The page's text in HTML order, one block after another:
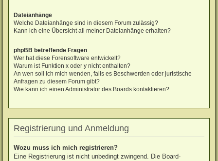
Dateianhänge
Welche Dateianhänge sind in diesem Forum zulässig?
Kann ich eine Übersicht all meiner Dateianhänge erhalten?
phpBB betreffende Fragen
Wer hat diese Forensoftware entwickelt?
Warum ist Funktion x oder y nicht enthalten?
An wen soll ich mich wenden, falls es Beschwerden oder juristische
Anfragen zu diesem Forum gibt?
Wie kann ich einen Administrator des Boards kontaktieren?
Registrierung und Anmeldung
Wozu muss ich mich registrieren?
Eine Registrierung ist nicht unbedingt zwingend. Die Board-